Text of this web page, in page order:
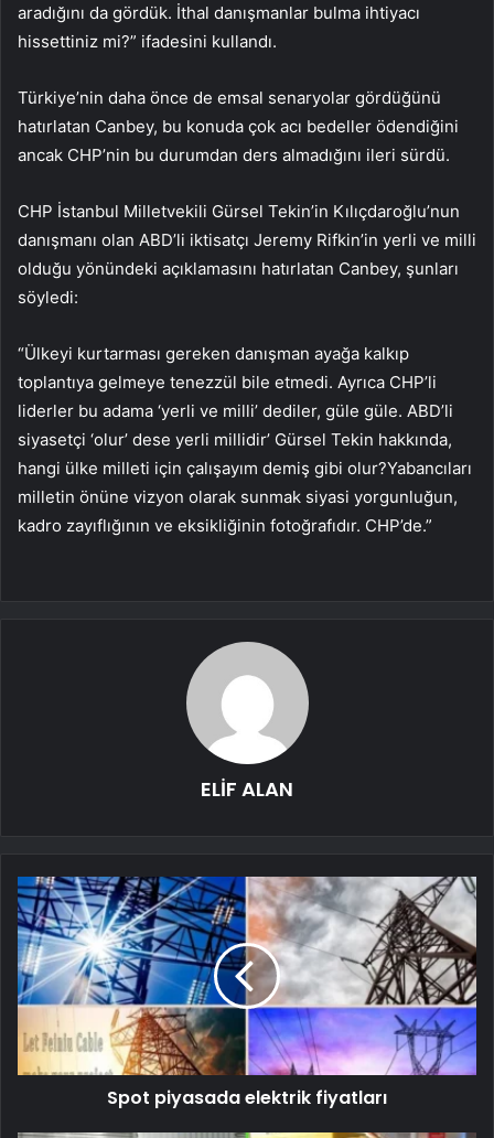
aradığını da gördük. İthal danışmanlar bulma ihtiyacı
hissettiniz mi?” ifadesini kullandı.
Türkiye’nin daha önce de emsal senaryolar gördüğünü
hatırlatan Canbey, bu konuda çok acı bedeller ödendiğini
ancak CHP’nin bu durumdan ders almadığını ileri sürdü.
CHP İstanbul Milletvekili Gürsel Tekin’in Kılıçdaroğlu’nun
danışmanı olan ABD’li iktisatçı Jeremy Rifkin’in yerli ve milli
olduğu yönündeki açıklamasını hatırlatan Canbey, şunları
söyledi:
“Ülkeyi kurtarması gereken danışman ayağa kalkıp
toplantıya gelmeye tenezzül bile etmedi. Ayrıca CHP’li
liderler bu adama ‘yerli ve milli’ dediler, güle güle. ABD’li
siyasetçi ‘olur’ dese yerli millidir’ Gürsel Tekin hakkında,
hangi ülke milleti için çalışayım demiş gibi olur?Yabancıları
milletin önüne vizyon olarak sunmak siyasi yorgunluğun,
kadro zayıflığının ve eksikliğinin fotoğrafıdır. CHP’de.”
ELİF ALAN
Spot piyasada elektrik fiyatları